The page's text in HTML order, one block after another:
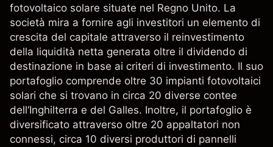
fotovoltaico solare situate nel Regno Unito. La
società mira a fornire agli investitori un elemento di
crescita del capitale attraverso il reinvestimento
della liquidità netta generata oltre il dividendo di
destinazione in base ai criteri di investimento. Il suo
portafoglio comprende oltre 30 impianti fotovoltaici
solari che si trovano in circa 20 diverse contee
dell‘Inghilterra e del Galles. Inoltre, il portafoglio è
diversificato attraverso oltre 20 appaltatori non
connessi, circa 10 diversi produttori di pannelli